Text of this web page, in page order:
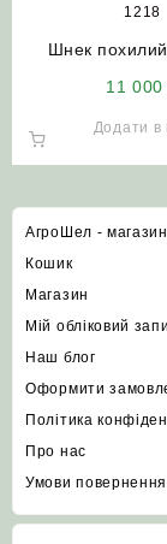
Шнек
бункера
11 000
Додати в
АгроШел - магазин
Кошик
Магазин
Мій обліковий
Наш блог
Оформити
Політика
Про нас
Умови повернення